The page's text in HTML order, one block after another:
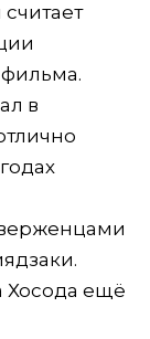
в
Хосода ещё